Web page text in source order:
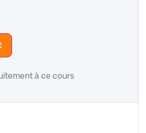
à ce cours